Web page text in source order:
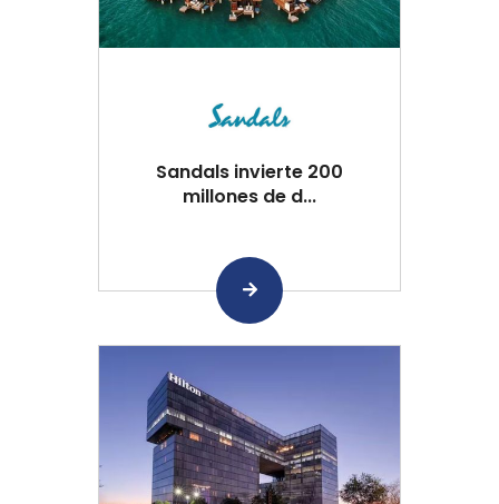
Sandals invierte 200
millones de d...